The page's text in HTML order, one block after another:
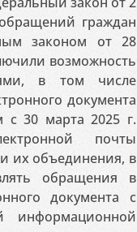
граждан
законом от 28
возможность
в том числе
документа
с 30 марта 2025 г.
почты
их объединения, в
обращения в
документа с
информационной